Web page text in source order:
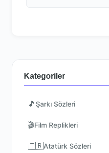
Kategoriler
🎵 Şarkı Sözleri
🎬Film Replikleri
🇹🇷Atatürk Sözleri